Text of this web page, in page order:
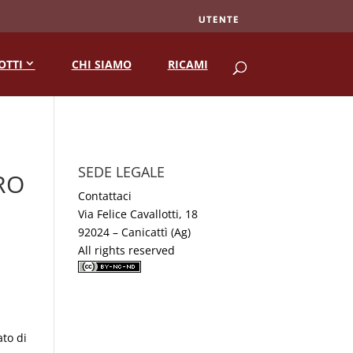
UTENTE
CHI SIAMO RICAMI
di
SEDE LEGALE
Contattaci
Via Felice Cavallotti, 18
92024 – Canicattì (Ag)
All rights reserved